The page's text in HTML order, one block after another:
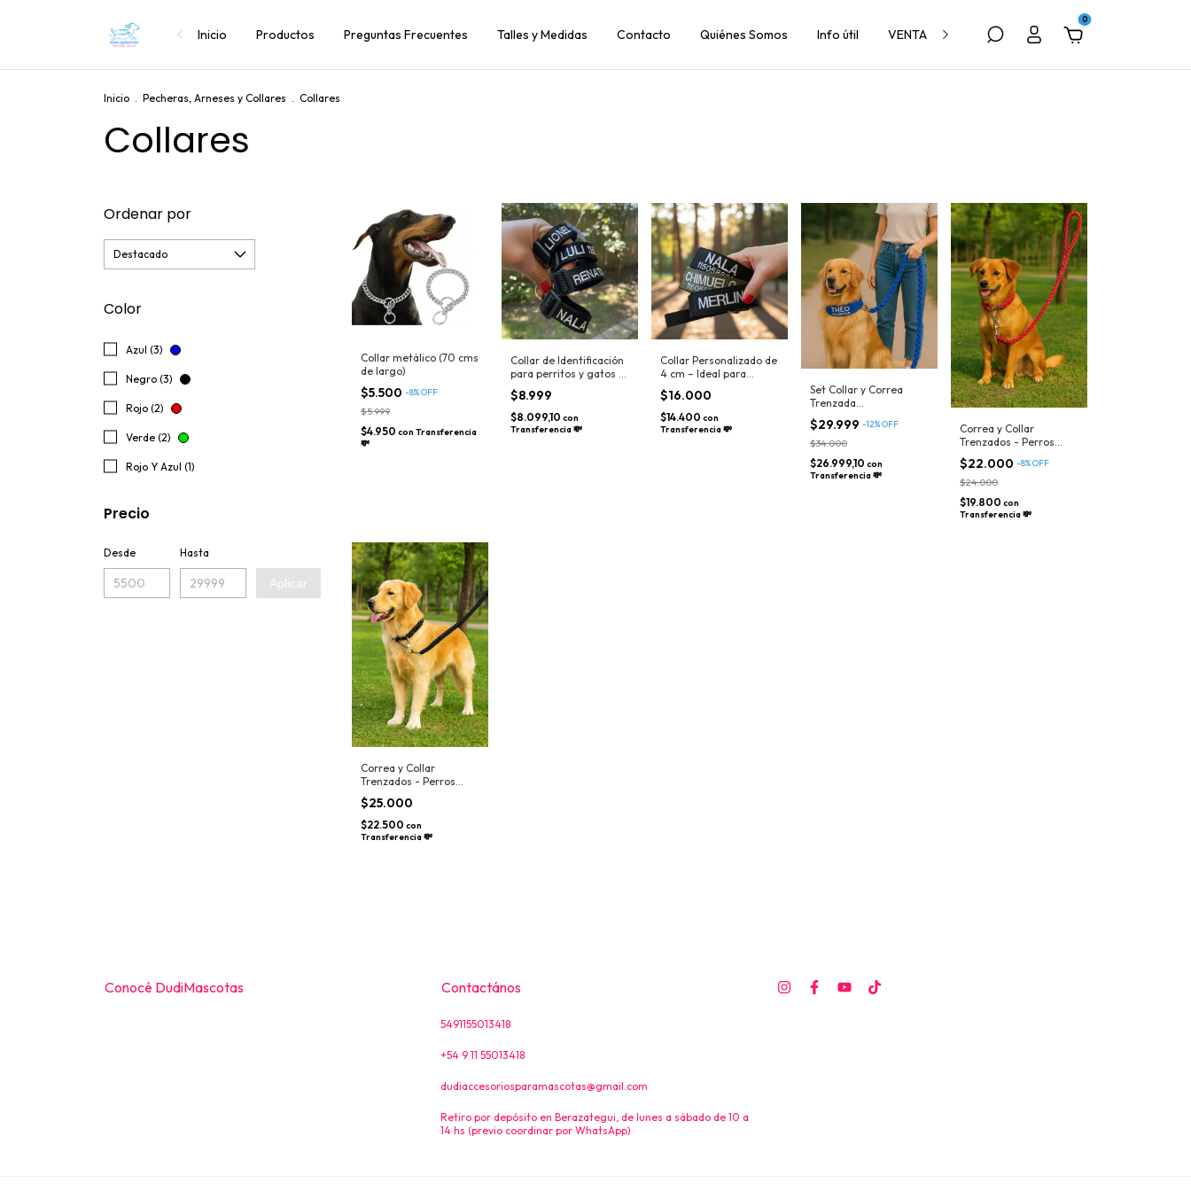
Inicio Productos Preguntas Frecuentes Talles y Medidas Contacto Quiénes Somos Info útil VENTA A VETERINARIAS
0
Inicio . Pecheras, Arneses y Collares . Collares
Collares
Ordenar por
Color
Azul (3)
Negro (3)
Rojo (2)
Verde (2)
Rojo Y Azul (1)
Precio
Desde Hasta
Aplicar
Collar metálico (70 cms
de largo)
$5.500 -8%OFF
$5.999
$4.950 con Transferencia
💸
Collar de Identificación
para perritos y gatos –
Personalizable con
Nombre y Teléfono
$8.999
$8.099,10 con
Transferencia 💸
Collar Personalizado de
4 cm – Ideal para
Perros Grandes
$16.000
$14.400 con
Transferencia 💸
Set Collar y Correa
Trenzada
Personalizados –
Nombre Bordado
$29.999 -12%OFF
$34.000
$26.999,10 con
Transferencia 💸
Correa y Collar
Trenzados - Perros
Medianos
$22.000 -8%OFF
$24.000
$19.800 con
Transferencia 💸
Correa y Collar
Trenzados - Perros
grandes
$25.000
$22.500 con
Transferencia 💸
Conocé DudiMascotas Contactános
5491155013418
+54 9 11 55013418
dudiaccesoriosparamascotas@gmail.com
Retiro por depósito en Berazategui, de lunes a sábado de 10 a
14 hs (previo coordinar por WhatsApp)